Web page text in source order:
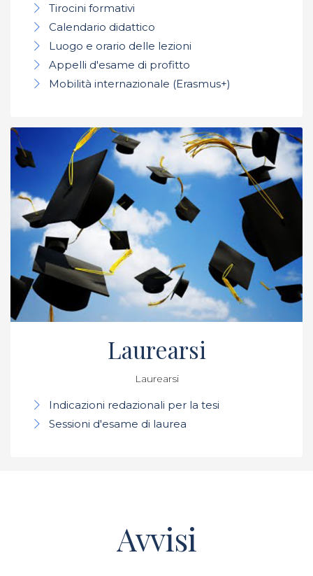
Tirocini formativi
Calendario didattico
Luogo e orario delle lezioni
Appelli d'esame di profitto
Mobilità internazionale (Erasmus+)
Laurearsi
Laurearsi
Indicazioni redazionali per la tesi
Sessioni d'esame di laurea
Avvisi